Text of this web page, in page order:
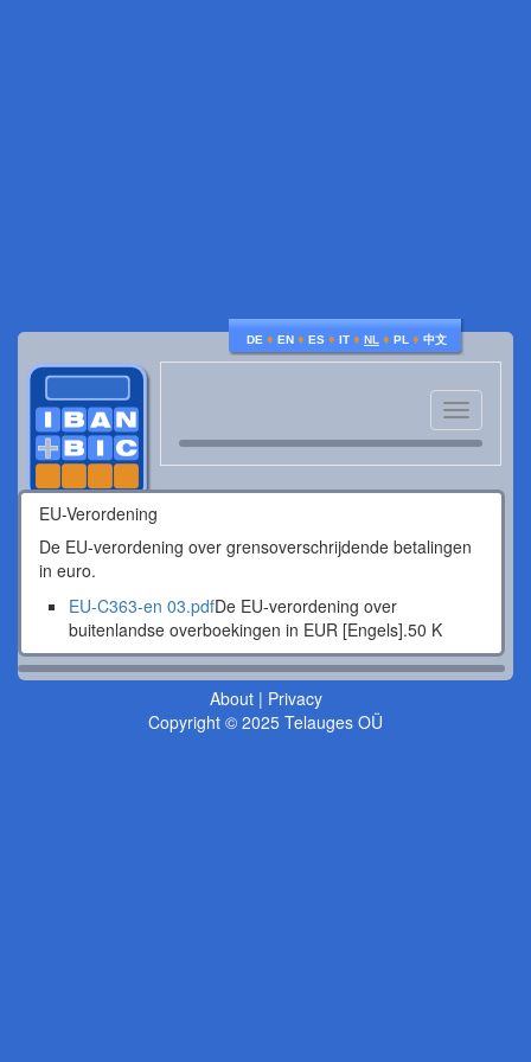
DE ♦ EN ♦ ES ♦ IT ♦ NL ♦ PL ♦ 中文
Toggle
navigation
EU-Verordening
De EU-verordening over grensoverschrijdende betalingen
in euro.
EU-C363-en 03.pdfDe EU-verordening over
buitenlandse overboekingen in EUR [Engels].50 K
About| Privacy
Copyright © 2025 Telauges OÜ